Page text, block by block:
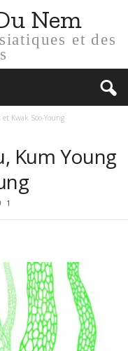
Nem
et des
Kwak Soo-Young
Kum Young
1